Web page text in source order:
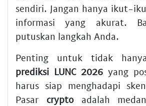
sendiri. Jangan hanya ikut-
informasi yang akurat.
putuskan langkah Anda.
Penting untuk tidak
prediksi LUNC 2026 yang
harus siap menghadapi
Pasar cryptoadalah